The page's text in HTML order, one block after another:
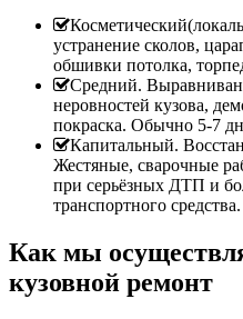
устранение сколов,
обшивки потолка,
Средний.
неровностей кузова,
покраска. Обычно 5-7
Капитальный.
Жестяные, сварочные
при серьёзных ДТП и
транспортного
Как мы
кузовной ремонт